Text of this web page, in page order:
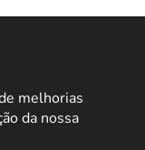
melhorias
da nossa